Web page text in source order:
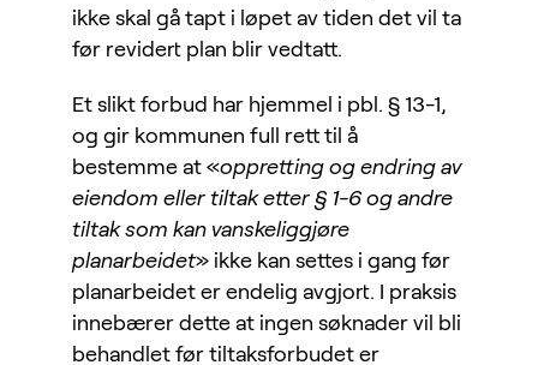
ikke skal gå tapt i løpet av tiden det vil ta
før revidert plan blir vedtatt.
Et slikt forbud har hjemmel i pbl. § 13-1,
og gir kommunen full rett til å
bestemme at «oppretting og endring av
eiendom eller tiltak etter § 1-6 og andre
tiltak som kan vanskeliggjøre
planarbeidet» ikke kan settes i gang før
planarbeidet er endelig avgjort. I praksis
innebærer dette at ingen søknader vil bli
behandlet før tiltaksforbudet er